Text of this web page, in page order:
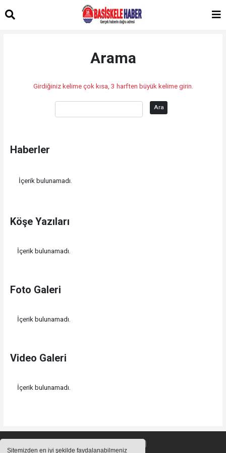
Sitemizden en iyi şekilde faydalanabilmeniz
Arama
Girdiğiniz kelime çok kısa, 3 harften büyük kelime girin.
Ara
Haberler
İçerik bulunamadı.
Köşe Yazıları
İçerik bulunamadı.
Foto Galeri
İçerik bulunamadı.
Video Galeri
İçerik bulunamadı.